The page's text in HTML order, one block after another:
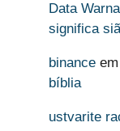
Data
significa
binance em
bíblia
ustvarite